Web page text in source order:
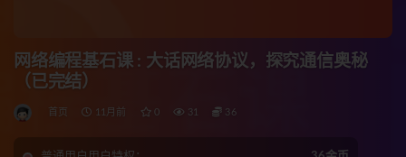
网络编程基石课 : 大话网络协议，探究通信奥秘
（已完结）
首页 11月前 0 31 36